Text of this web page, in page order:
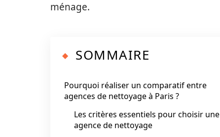
ménage.
SOMMAIRE
Pourquoi réaliser un comparatif entre
agences de nettoyage à Paris ?
Les critères essentiels pour choisir une
agence de nettoyage